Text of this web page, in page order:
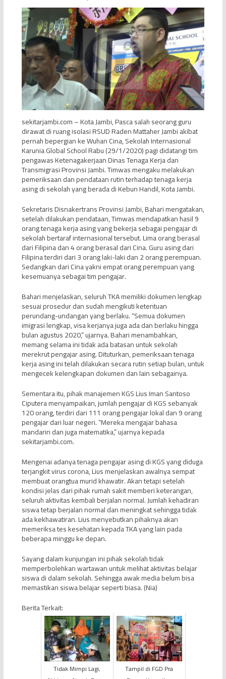
sekitarjambi.com – Kota Jambi, Pasca salah seorang guru
dirawat di ruang isolasi RSUD Raden Mattaher Jambi akibat
pernah bepergian ke Wuhan Cina, Sekolah Internasional
Karunia Global School Rabu (29/1/2020) pagi didatangi tim
pengawas Ketenagakerjaan Dinas Tenaga Kerja dan
Transmigrasi Provinsi Jambi. Timwas mengaku melakukan
pemeriksaan dan pendataan rutin terhadap tenaga kerja
asing di sekolah yang berada di Kebun Handil, Kota Jambi.
Sekretaris Disnakertrans Provinsi Jambi, Bahari mengatakan,
setelah dilakukan pendataan, Timwas mendapatkan hasil 9
orang tenaga kerja asing yang bekerja sebagai pengajar di
sekolah bertaraf internasional tersebut. Lima orang berasal
dari Filipina dan 4 orang berasal dari Cina. Guru asing dari
Filipina terdiri dari 3 orang laki-laki dan 2 orang perempuan.
Sedangkan dari Cina yakni empat orang perempuan yang
kesemuanya sebagai tim pengajar.
Bahari menjelaskan, seluruh TKA memiliki dokumen lengkap
sesuai prosedur dan sudah mengikuti ketentuan
perundang-undangan yang berlaku. “Semua dokumen
imigrasi lengkap, visa kerjanya juga ada dan berlaku hingga
bulan agustus 2020,” ujarnya. Bahari menambahkan,
memang selama ini tidak ada batasan untuk sekolah
merekrut pengajar asing. Dituturkan, pemeriksaan tenaga
kerja asing ini telah dilakukan secara rutin setiap bulan, untuk
mengecek kelengkapan dokumen dan lain sebagainya.
Sementara itu, pihak manajemen KGS Lius Iman Santoso
Ciputera menyampaikan, jumlah pengajar di KGS sebanyak
120 orang, terdiri dari 111 orang pengajar lokal dan 9 orang
pengajar dari luar negeri. “Mereka mengajar bahasa
mandarin dan juga matematika,” ujarnya kepada
sekitarjambi.com.
Mengenai adanya tenaga pengajar asing di KGS yang diduga
terjangkit virus corona, Lius menjelaskan awalnya sempat
membuat orangtua murid khawatir. Akan tetapi setelah
kondisi jelas dari pihak rumah sakit memberi keterangan,
seluruh aktivitas kembali berjalan normal. Jumlah kehadiran
siswa tetap berjalan normal dan meningkat sehingga tidak
ada kekhawatiran. Lius menyebutkan pihaknya akan
memeriksa tes kesehatan kepada TKA yang lain pada
beberapa minggu ke depan.
Sayang dalam kunjungan ini pihak sekolah tidak
memperbolehkan wartawan untuk melihat aktivitas belajar
siswa di dalam sekolah. Sehingga awak media belum bisa
memastikan siswa belajar seperti biasa. (Nia)
Berita Terkait:
Tidak Mimpi Lagi,
Tampil di FGD Pra